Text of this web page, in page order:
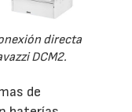
directa
DCM2.
de